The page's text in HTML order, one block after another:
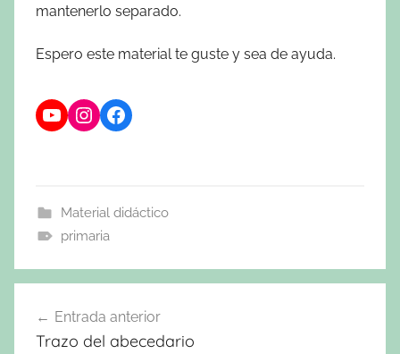
mantenerlo separado.
Espero este material te guste y sea de ayuda.
YouTube
Instagram
Facebook
Material didáctico
primaria
de
Entrada anterior
Trazo del abecedario